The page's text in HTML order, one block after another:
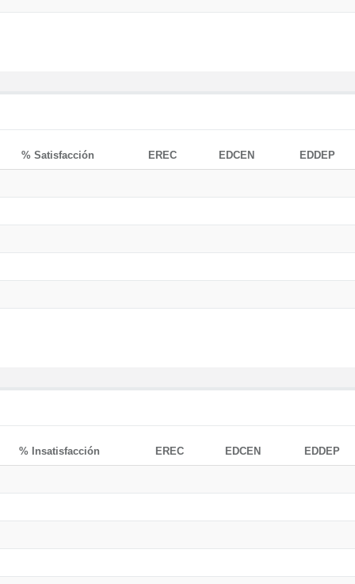
% Satisfacción EREC EDCEN EDDEP
% Insatisfacción EREC EDCEN EDDEP